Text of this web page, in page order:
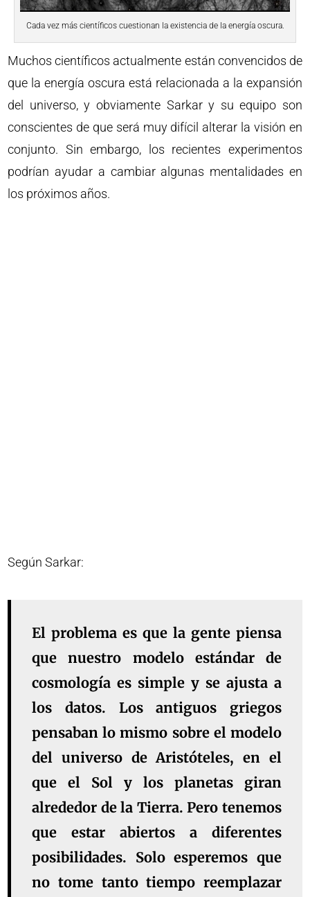
Cada vez más científicos cuestionan la existencia de la energía oscura.
Muchos científicos actualmente están convencidos de
que la energía oscura está relacionada a la expansión
del universo, y obviamente Sarkar y su equipo son
conscientes de que será muy difícil alterar la visión en
conjunto. Sin embargo, los recientes experimentos
podrían ayudar a cambiar algunas mentalidades en
los próximos años.
Según Sarkar:
El problema es que la gente piensa
que nuestro modelo estándar de
cosmología es simple y se ajusta a
los datos. Los antiguos griegos
pensaban lo mismo sobre el modelo
del universo de Aristóteles, en el
que el Sol y los planetas giran
alrededor de la Tierra. Pero tenemos
que estar abiertos a diferentes
posibilidades. Solo esperemos que
no tome tanto tiempo reemplazar